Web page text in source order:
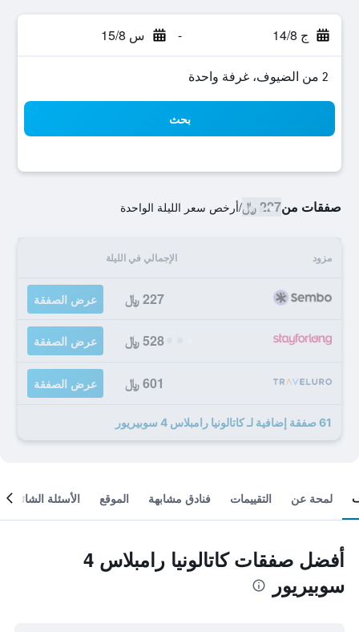
ج 14/8 - س 15/8
2 من الضيوف، غرفة واحدة
بحث
صفقات من227 ﷼ /أرخص سعر الليلة الواحدة
مزود الإجمالي في الليلة
227 ﷼ عرض الصفقة
528 ﷼ عرض الصفقة
601 ﷼ عرض الصفقة
61 صفقة إضافية لـ كاتالونيا رامبلاس 4 سوبيريور
لمحة عن التقييمات فنادق مشابهة الموقع الأسئلة الشائعة
أفضل صفقات كاتالونيا رامبلاس 4
سوبيريور